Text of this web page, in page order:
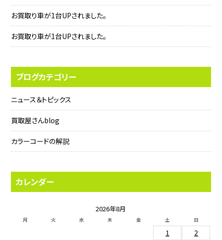
お買取り車が1台UPされました。
お買取り車が1台UPされました。
ブログカテゴリー
ニュース＆トピックス
買取屋さんblog
カラーコードの解説
カレンダー
2026年8月
月 火 水 木 金 土 日
1
2